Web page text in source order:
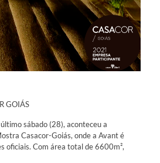
GOIÁS
sábado (28), aconteceu a
Casacor-Goiás, onde a Avant é
oficiais. Com área total de 6600m²,